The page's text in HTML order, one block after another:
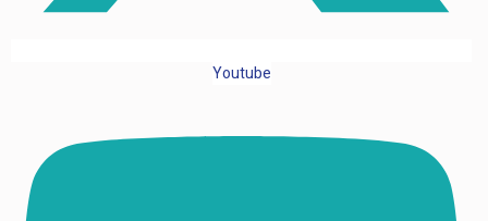
Youtube